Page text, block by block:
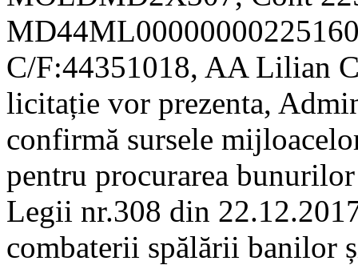
C/F:44351018, AA Lilian
licitație vor prezenta,
confirmă sursele
pentru procurarea
Legii nr.308 din
combaterii spălării banilor